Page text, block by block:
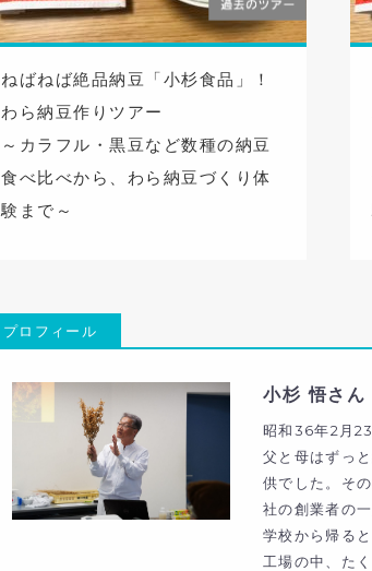
ねばねば絶品納豆「小杉食品」！
わら納豆作りツアー
～カラフル・黒豆など数種の納豆
食べ比べから、わら納豆づくり体
験まで～
プロフィール
小杉 悟さん
昭和36年2月
父と母はずっ
供でした。そ
社の創業者の一
学校から帰る
工場の中、た